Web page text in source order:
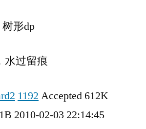
树形dp
水过留痕
1192 Accepted 612K
2010-02-03 22:14:45